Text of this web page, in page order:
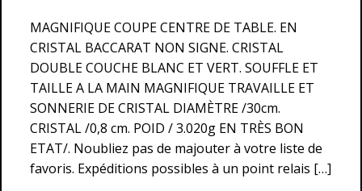
MAGNIFIQUE COUPE CENTRE DE TABLE. EN
CRISTAL BACCARAT NON SIGNE. CRISTAL
DOUBLE COUCHE BLANC ET VERT. SOUFFLE ET
TAILLE A LA MAIN MAGNIFIQUE TRAVAILLE ET
SONNERIE DE CRISTAL DIAMÈTRE /30cm.
CRISTAL /0,8 cm. POID / 3.020g EN TRÈS BON
ETAT/. Noubliez pas de majouter à votre liste de
favoris. Expéditions possibles à un point relais […]